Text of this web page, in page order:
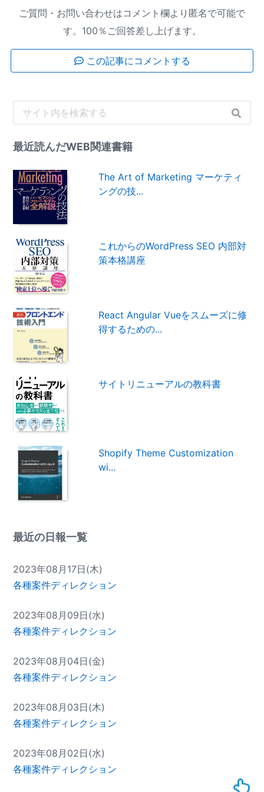
ご質問・お問い合わせはコメント欄より匿名で可能で
す。100％ご回答差し上げます。
この記事にコメントする
最近読んだWEB関連書籍
The Art of Marketing マーケティ
ングの技...
これからのWordPress SEO 内部対
策本格講座
React Angular Vueをスムーズに修
得するための...
サイトリニューアルの教科書
Shopify Theme Customization
wi...
最近の日報一覧
2023年08月17日(木)
各種案件ディレクション
2023年08月09日(水)
各種案件ディレクション
2023年08月04日(金)
各種案件ディレクション
2023年08月03日(木)
各種案件ディレクション
2023年08月02日(水)
各種案件ディレクション